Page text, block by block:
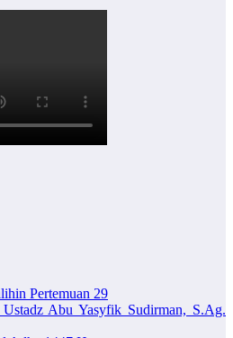
Pertemuan 29
Abu Yasyfik Sudirman, S.Ag.